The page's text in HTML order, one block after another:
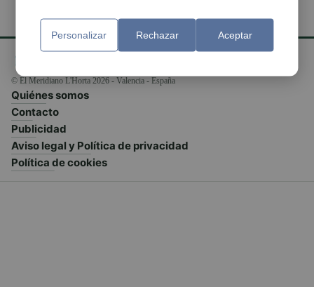
© El Meridiano L'Horta 2026 - Valencia - España
Quiénes somos
Contacto
Publicidad
Aviso legal y Política de privacidad
Política de cookies
Personalizar Rechazar Aceptar